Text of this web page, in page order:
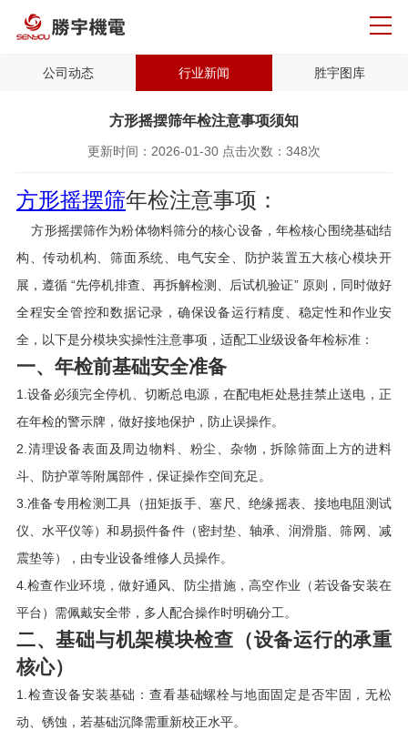
公司动态 行业新闻 胜宇图库
方形摇摆筛年检注意事项须知
更新时间： 2026-01-30 点击次数： 348次
方形摇摆筛年检注意事项：
方形摇摆筛作为粉体物料筛分的核心设备，年检核心围绕基础结
构、传动机构、筛面系统、电气安全、防护装置五大核心模块开
展，遵循 “先停机排查、再拆解检测、后试机验证” 原则，同时做好
全程安全管控和数据记录，确保设备运行精度、稳定性和作业安
全，以下是分模块实操性注意事项，适配工业级设备年检标准：
一、年检前基础安全准备
1.设备必须完全停机、切断总电源，在配电柜处悬挂禁止送电，正
在年检的警示牌，做好接地保护，防止误操作。
2.清理设备表面及周边物料、粉尘、杂物，拆除筛面上方的进料
斗、防护罩等附属部件，保证操作空间充足。
3.准备专用检测工具（扭矩扳手、塞尺、绝缘摇表、接地电阻测试
仪、水平仪等）和易损件备件（密封垫、轴承、润滑脂、筛网、减
震垫等），由专业设备维修人员操作。
4.检查作业环境，做好通风、防尘措施，高空作业（若设备安装在
平台）需佩戴安全带，多人配合操作时明确分工。
二、基础与机架模块检查（设备运行的承重
核心）
1.检查设备安装基础：查看基础螺栓与地面固定是否牢固，无松
动、锈蚀，若基础沉降需重新校正水平。